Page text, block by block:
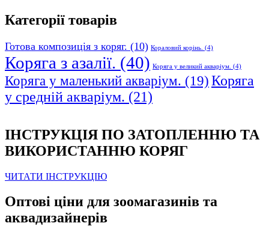
₴570.00.
₴450.00.
Категорії товарів
Готова композиція з коряг. (10) Кораловий корінь. (4)
Коряга з азалії. (40) Коряга у великий акваріум. (4)
Коряга у маленький акваріум. (19) Коряга
у средній акваріум. (21)
ІНСТРУКЦІЯ ПО ЗАТОПЛЕННЮ ТА
ВИКОРИСТАННЮ КОРЯГ
ЧИТАТИ ІНСТРУКЦІЮ
Оптові ціни для зоомагазинів та
аквадизайнерів